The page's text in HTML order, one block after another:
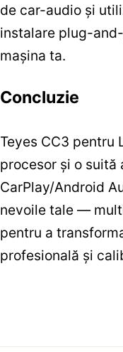
de car-audio și
instalare plug-
mașina ta.
Concluzie
Teyes CC3 pentru
procesor și o suită
CarPlay/Android
nevoile tale —
pentru a
profesională și